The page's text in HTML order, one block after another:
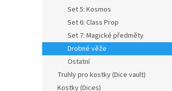
Set 5: Kosmos
Set 6: Class Prop
Set 7: Magické předměty
Drobné věže
Ostatní
Truhly pro kostky (Dice vault)
Kostky (Dices)